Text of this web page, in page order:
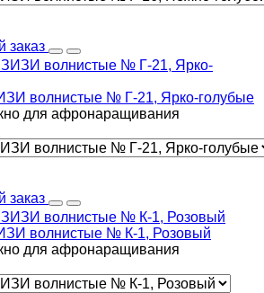
заказ
волнистые № Г-21, Ярко-голубые
для афронаращивания
заказ
волнистые № К-1, Розовый
для афронаращивания